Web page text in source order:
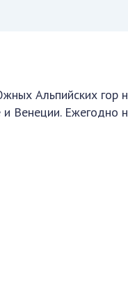
Альпийских гор
Венеции. Ежегодно